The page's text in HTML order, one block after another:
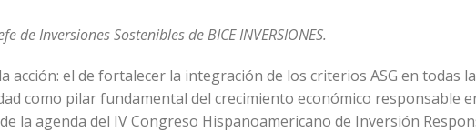
de Inversiones Sostenibles de BICE INVERSIONES.
acción: el de fortalecer la integración de los criterios ASG en todas
como pilar fundamental del crecimiento económico responsable
la agenda del IV Congreso Hispanoamericano de Inversión